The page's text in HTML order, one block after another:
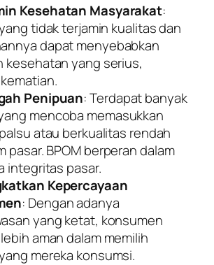
Kesehatan Masyarakat:
tidak terjamin kualitas dan
dapat menyebabkan
kesehatan yang serius,
Penipuan: Terdapat banyak
mencoba memasukkan
atau berkualitas rendah
pasar. BPOM berperan dalam
integritas pasar.
Kepercayaan
: Dengan adanya
yang ketat, konsumen
aman dalam memilih
mereka konsumsi.